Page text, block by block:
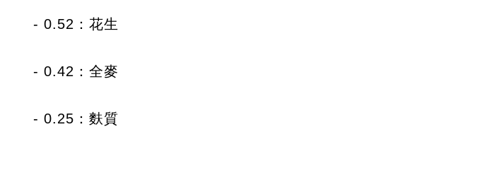
- 0.52：花生
- 0.42：全麥
- 0.25：麩質